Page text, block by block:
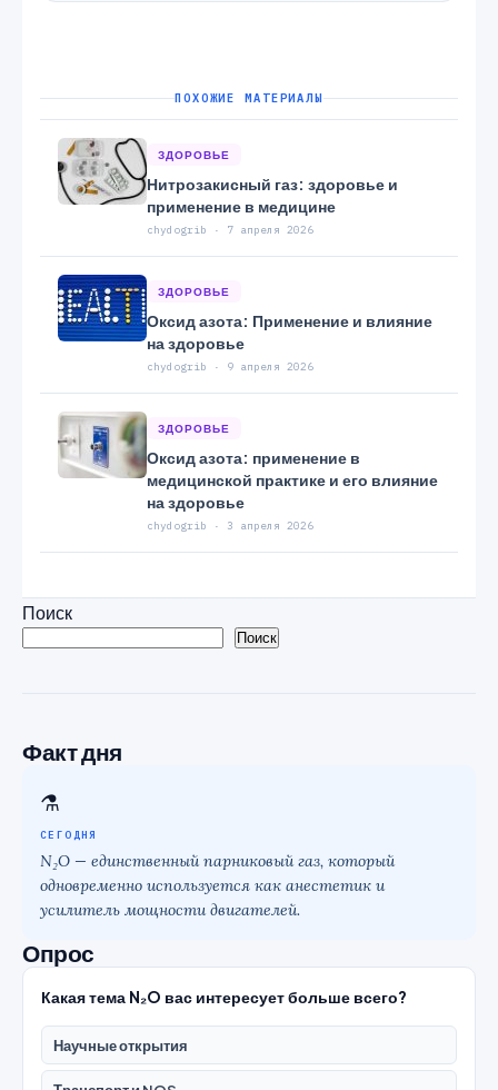
ПОХОЖИЕ МАТЕРИАЛЫ
ЗДОРОВЬЕ
Нитрозакисный газ: здоровье и
применение в медицине
chydogrib · 7 апреля 2026
ЗДОРОВЬЕ
Оксид азота: Применение и влияние
на здоровье
chydogrib · 9 апреля 2026
ЗДОРОВЬЕ
Оксид азота: применение в
медицинской практике и его влияние
на здоровье
chydogrib · 3 апреля 2026
Поиск
Поиск
Факт дня
⚗
СЕГОДНЯ
N₂O — единственный парниковый газ, который
одновременно используется как анестетик и
усилитель мощности двигателей.
Опрос
Какая тема N₂O вас интересует больше всего?
Научные открытия